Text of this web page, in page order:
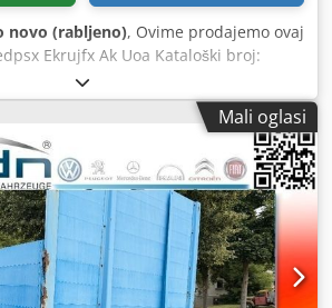
novo (rabljeno), Ovime prodajemo ovaj
Ekrujfx Ak Uoa Kataloški broj:
raspolaganju je 5 komada u stanju kao
iznos: 40 € neto. Upute za
Moguća dostava. Nema povrata ili
Mali oglasi